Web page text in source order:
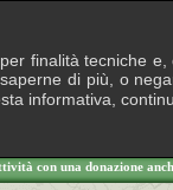
con una donazione
finalità tecniche
saperne di più, o
informativa,